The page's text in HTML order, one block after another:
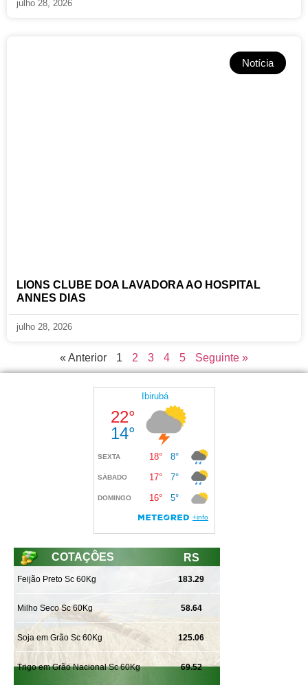
julho 28, 2026
Notícia
LIONS CLUBE DOA LAVADORA AO HOSPITAL
ANNES DIAS
julho 28, 2026
« Anterior 1 2 3 4 5 Seguinte »